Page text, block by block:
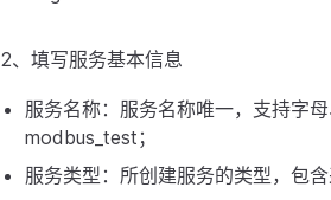
2、填写服务基本信息
服务名称：服务名称唯一，支持字
modbus_test；
服务类型：所创建服务的类型，包